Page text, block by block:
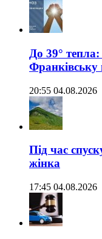
До 39°
Франківську
20:55 04.08.2026
Під час
жінка
17:45 04.08.2026